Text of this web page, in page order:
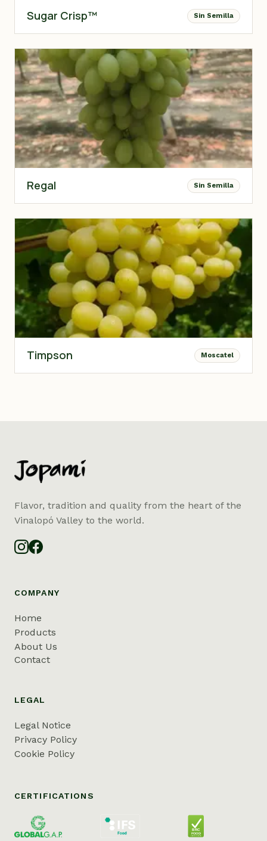
Sugar Crisp™ Sin Semilla
Regal Sin Semilla
Timpson Moscatel
Flavor, tradition and quality from the heart of the
Vinalopó Valley to the world.
COMPANY
Home
Products
About Us
Contact
LEGAL
Legal Notice
Privacy Policy
Cookie Policy
CERTIFICATIONS